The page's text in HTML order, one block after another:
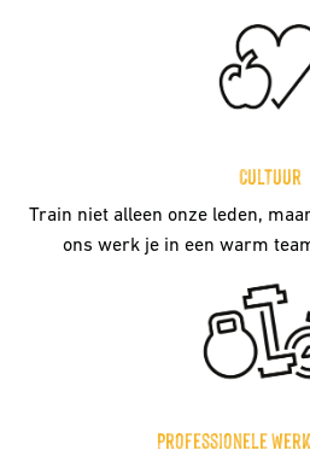
Cultuur
Train niet alleen onze leden,
ons werk je in een warm
Professionele